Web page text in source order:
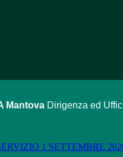
Mantova Dirigenza ed
1 SETTEMBRE